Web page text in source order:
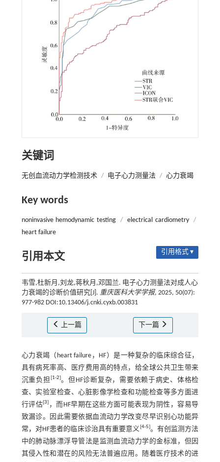
关键词
无创血流动力学检测技术 / 电子心力测量法 / 心力衰竭
Key words
noninvasive hemodynamic testing / electrical cardiometry
/
heart failure
引用本文 引用格式 ▾
韦雪,杜新月,刘龙,蒋秋月,邓国兰. 电子心力测量法对成人心
力衰竭的诊断价值研究[J]. 重庆医科大学学报, 2025, 50(07):
977-982 DOI:10.13406/j.cnki.cyxb.003831
上一篇 下一篇
心力衰竭（heart failure，HF）是一种复杂的临床综合征，
具有病死率高、医疗费用高的特点，给全球公共卫生带来
沉重负担 [1-2]。但HF诊断复杂，需要依赖于病史、体格检
查、实验室检查、心脏影像学检查和功能检查等多方面进
行评估[3] ，而HF早期在这些方面可能表现为阴性，容易导
致漏诊。因此需要依据血流动力学改变尽早识别心功能异
常，对HF患者的临床诊治具有重要意义 [4-5]。有创监测方法
中的肺动脉漂浮导管法是监测血流动力学的金标准，但因
其侵入性和潜在的风险无法普遍应用。随着医疗技术的进